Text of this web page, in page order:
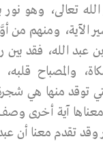
تعالى، وهو
الآية، ومنهم
الله، فقد بين
والمصباح
آية أخرى
وقد تقدم معنا أن